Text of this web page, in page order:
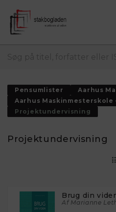
Pensumlister
Aarhus
Aarhus Maskinmesterskole
Projektundervisning
Projektundervisning
Brug din
Af Marianne